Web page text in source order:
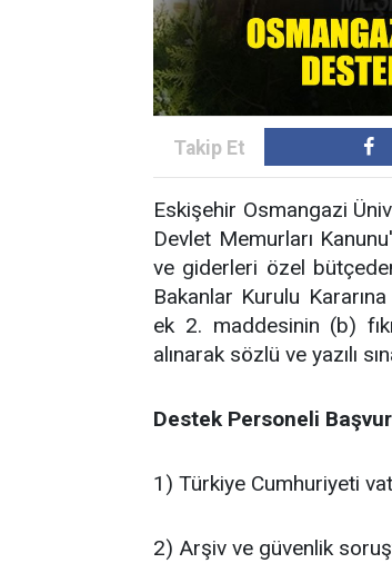
Eskişehir Osmangazi
Devlet Memurları
ve giderleri özel
Bakanlar Kurulu
ek 2. maddesinin (b)
alınarak sözlü ve yazılı
Destek Personeli
1) Türkiye Cumhuriyeti
2) Arşiv ve güvenlik